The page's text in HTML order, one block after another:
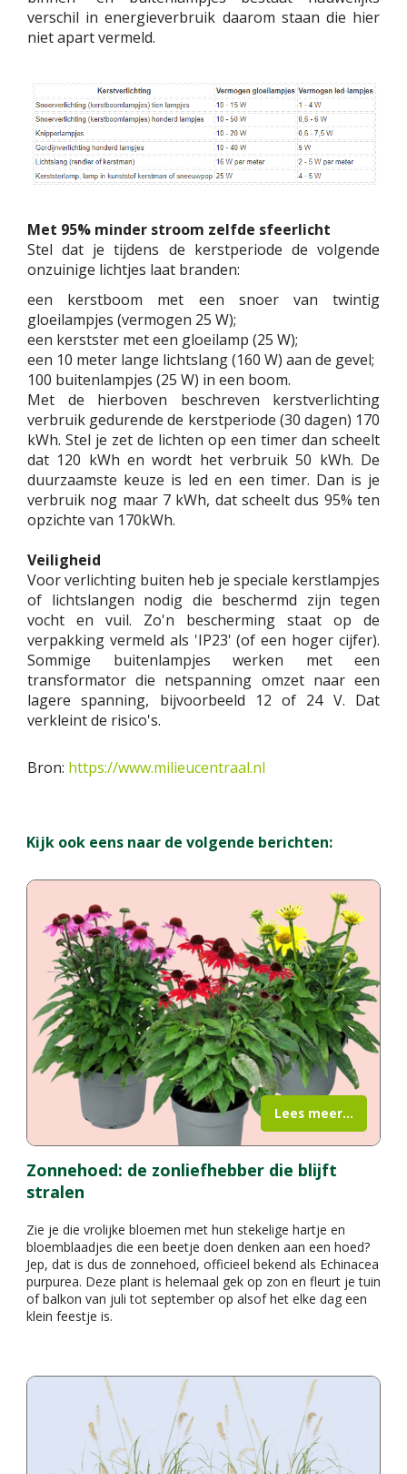
verschil in energieverbruik daarom staan die hier
niet apart vermeld.
Met 95% minder stroom zelfde sfeerlicht
Stel dat je tijdens de kerstperiode de volgende
onzuinige lichtjes laat branden:
een kerstboom met een snoer van twintig
gloeilampjes (vermogen 25 W);
een kerstster met een gloeilamp (25 W);
een 10 meter lange lichtslang (160 W) aan de gevel;
100 buitenlampjes (25 W) in een boom.
Met de hierboven beschreven kerstverlichting
verbruik gedurende de kerstperiode (30 dagen) 170
kWh. Stel je zet de lichten op een timer dan scheelt
dat 120 kWh en wordt het verbruik 50 kWh. De
duurzaamste keuze is led en een timer. Dan is je
verbruik nog maar 7 kWh, dat scheelt dus 95% ten
opzichte van 170kWh.
Veiligheid
Voor verlichting buiten heb je speciale kerstlampjes
of lichtslangen nodig die beschermd zijn tegen
vocht en vuil. Zo'n bescherming staat op de
verpakking vermeld als 'IP23' (of een hoger cijfer).
Sommige buitenlampjes werken met een
transformator die netspanning omzet naar een
lagere spanning, bijvoorbeeld 12 of 24 V. Dat
verkleint de risico's.
Bron: https://www.milieucentraal.nl
Kijk ook eens naar de volgende berichten:
Zonnehoed: de zonliefhebber die blijft
stralen
Zie je die vrolijke bloemen met hun stekelige hartje en
bloemblaadjes die een beetje doen denken aan een hoed?
Jep, dat is dus de zonnehoed, officieel bekend als Echinacea
purpurea. Deze plant is helemaal gek op zon en fleurt je tuin
of balkon van juli tot september op alsof het elke dag een
klein feestje is.
Lees meer...